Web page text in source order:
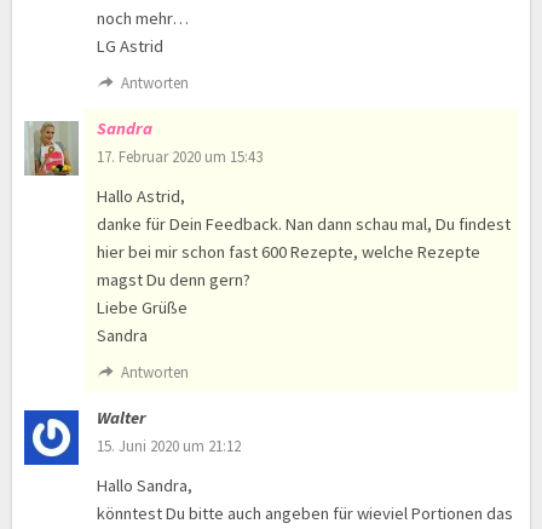
noch mehr…
LG Astrid
Antworten
Sandra
17. Februar 2020 um 15:43
Hallo Astrid,
danke für Dein Feedback. Nan dann schau mal, Du findest
hier bei mir schon fast 600 Rezepte, welche Rezepte
magst Du denn gern?
Liebe Grüße
Sandra
Antworten
Walter
15. Juni 2020 um 21:12
Hallo Sandra,
könntest Du bitte auch angeben für wieviel Portionen das